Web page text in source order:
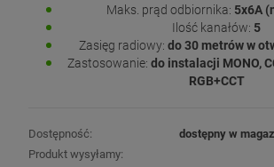
Maks. prąd odbiornika: 5x6A
Ilość kanałów: 5
Zasięg radiowy: do 30 metrów w
Zastosowanie: do instalacji MONO,
RGB+CCT
Dostępność:
dostępny w
Produkt wysyłamy: